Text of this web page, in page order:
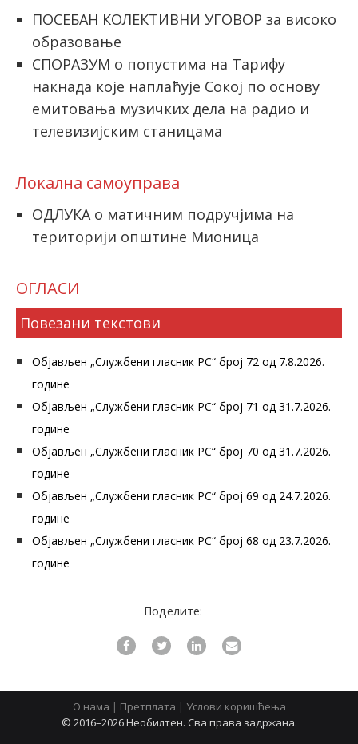
ПОСЕБАН КОЛЕКТИВНИ УГОВОР за високо
образовање
СПОРАЗУМ о попустима на Тарифу
накнада које наплаћује Сокој по основу
емитовања музичких дела на радио и
телевизијским станицама
Локална самоуправа
ОДЛУКА о матичним подручјима на
територији општине Мионица
ОГЛАСИ
Повезани текстови
Објављен „Службени гласник РС“ број 72 од 7.8.2026.
године
Објављен „Службени гласник РС“ број 71 од 31.7.2026.
године
Објављен „Службени гласник РС“ број 70 од 31.7.2026.
године
Објављен „Службени гласник РС“ број 69 од 24.7.2026.
године
Објављен „Службени гласник РС“ број 68 од 23.7.2026.
године
Поделите:
О нама | Претплата | Услови коришћења
© 2016–2026 Необилтен. Сва права задржана.